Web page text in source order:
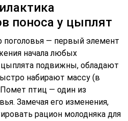
поноса у цыплят
— первый элемент
начала любых
подвижны, обладают
набирают массу (в
птиц — один из
Замечая его изменения,
рацион молодняка для